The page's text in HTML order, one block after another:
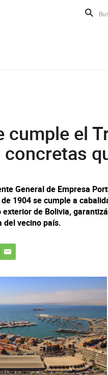
cumple el
General de Empresa
1904 se cumple a
de Bolivia,
del vecino país.